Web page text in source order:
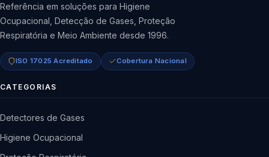
Referência em soluções para Higiene
Ocupacional, Detecção de Gases, Proteção
Respiratória e Meio Ambiente desde 1996.
ISO 17025 Acreditado Cobertura Nacional
CATEGORIAS
Detectores de Gases
Higiene Ocupacional